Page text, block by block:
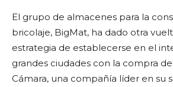
El grupo de almacenes para la
bricolaje, BigMat, ha dado otra
estrategia de establecerse en el
grandes ciudades con la compra
Cámara, una compañía líder en su